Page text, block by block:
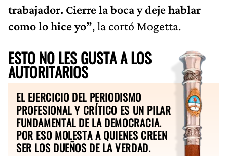
trabajador. Cierre la boca y deje hablar
como lo hice yo”, la cortó Mogetta.
ESTO NO LES GUSTA A LOS
AUTORITARIOS
EL EJERCICIO DEL PERIODISMO
PROFESIONAL Y CRÍTICO ES UN PILAR
FUNDAMENTAL DE LA DEMOCRACIA.
POR ESO MOLESTA A QUIENES CREEN
SER LOS DUEÑOS DE LA VERDAD.